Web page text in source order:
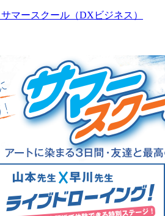
サマースクール（DXビジネス）